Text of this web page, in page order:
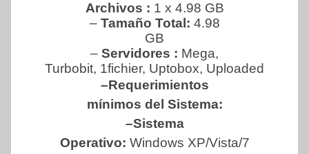
Archivos : 1 x 4.98 GB
– Tamaño Total: 4.98
GB
– Servidores : Mega,
Turbobit, 1fichier, Uptobox, Uploaded
–Requerimientos
mínimos del Sistema:
–Sistema
Operativo: Windows XP/Vista/7